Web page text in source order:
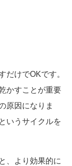
だけでOKです。
かすことが重要
原因になりま
いうサイクルを
、より効果的に